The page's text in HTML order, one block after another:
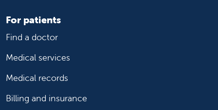
For patients
Find a doctor
Medical services
Medical records
Billing and insurance